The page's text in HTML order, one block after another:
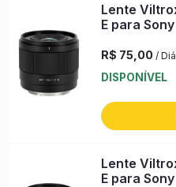
Lente
E para
R$ 75,00 /
DISPONÍVEL
Lente
E para